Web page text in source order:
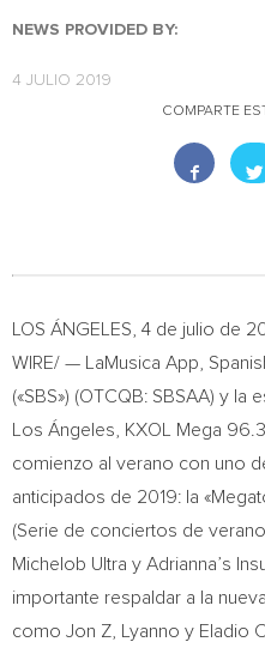
NEWS PROVIDED BY:
4 JULIO 2019
COMPARTE
LOS ÁNGELES, 4 de julio de
WIRE/ — LaMusica App,
(«SBS») (OTCQB: SBSAA) y
Los Ángeles, KXOL Mega
comienzo al verano con uno
anticipados de 2019: la
(Serie de conciertos de
Michelob Ultra y Adrianna’s
importante respaldar a la
como Jon Z, Lyanno y Eladio